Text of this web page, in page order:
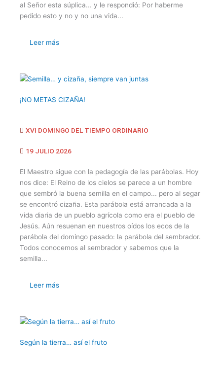
al Señor esta súplica... y le respondió: Por haberme
pedido esto y no y no una vida...
Leer más
¡NO METAS CIZAÑA!
XVI DOMINGO DEL TIEMPO ORDINARIO
19 JULIO 2026
El Maestro sigue con la pedagogía de las parábolas. Hoy
nos dice: El Reino de los cielos se parece a un hombre
que sembró la buena semilla en el campo... pero al segar
se encontró cizaña. Esta parábola está arrancada a la
vida diaria de un pueblo agrícola como era el pueblo de
Jesús. Aún resuenan en nuestros oídos los ecos de la
parábola del domingo pasado: la parábola del sembrador.
Todos conocemos al sembrador y sabemos que la
semilla...
Leer más
Según la tierra… así el fruto